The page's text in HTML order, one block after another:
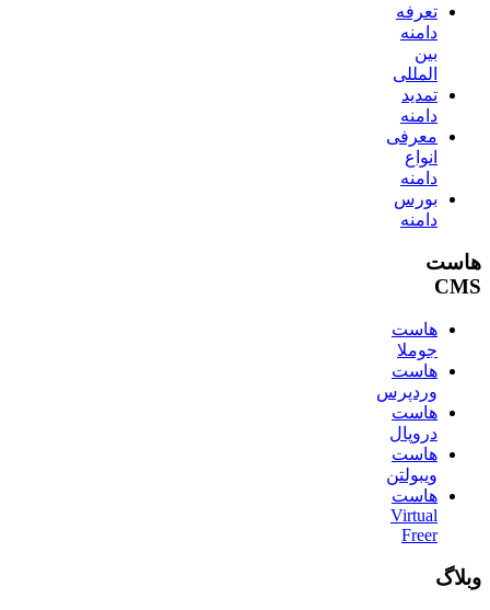
تعرفه
دامنه
بین
المللی
تمدید
دامنه
معرفی
انواع
دامنه
بورس
دامنه
هاست
CMS
هاست
جوملا
هاست
وردپرس
هاست
دروپال
هاست
ویبولتن
هاست
Virtual
Freer
وبلاگ